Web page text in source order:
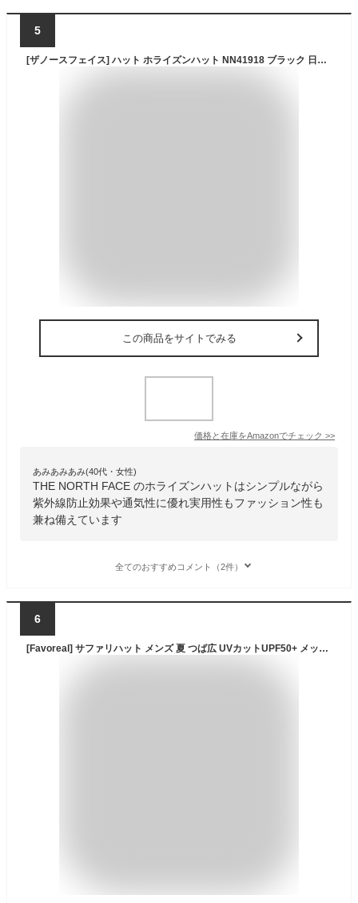
5
[ザノースフェイス] ハット ホライズンハット NN41918 ブラック 日本 L (日本サイズL相当)
この商品をサイトでみる
価格と在庫をAmazonでチェック >>
あみあみあみ(40代・女性)
THE NORTH FACE のホライズンハットはシンプルながら
紫外線防止効果や通気性に優れ実用性もファッション性も
兼ね備えています
全てのおすすめコメント（2件）
6
[Favoreal] サファリハット メンズ 夏 つば広 UVカットUPF50+ メッシュ通気性 紐付き 軽量 日焼け防止 アウトドア 農作業 釣り 登山 熱中症対策(紺色)